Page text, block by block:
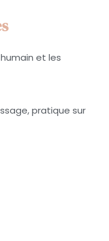
et les
pratique sur